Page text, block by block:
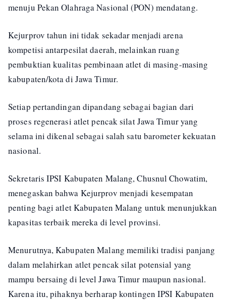
menuju Pekan Olahraga Nasional (PON) mendatang.
Kejurprov tahun ini tidak sekadar menjadi arena
kompetisi antarpesilat daerah, melainkan ruang
pembuktian kualitas pembinaan atlet di masing-masing
kabupaten/kota di Jawa Timur.
Setiap pertandingan dipandang sebagai bagian dari
proses regenerasi atlet pencak silat Jawa Timur yang
selama ini dikenal sebagai salah satu barometer kekuatan
nasional.
Sekretaris IPSI Kabupaten Malang, Chusnul Chowatim,
menegaskan bahwa Kejurprov menjadi kesempatan
penting bagi atlet Kabupaten Malang untuk menunjukkan
kapasitas terbaik mereka di level provinsi.
Menurutnya, Kabupaten Malang memiliki tradisi panjang
dalam melahirkan atlet pencak silat potensial yang
mampu bersaing di level Jawa Timur maupun nasional.
Karena itu, pihaknya berharap kontingen IPSI Kabupaten